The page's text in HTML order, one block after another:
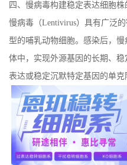
四 、慢病毒构建稳定表达细胞株
慢病毒（Lentivirus）具有广泛
型的哺乳动物细胞。感染后，
体中，实现外源基因的长期、
表达或稳定沉默特定基因的单克